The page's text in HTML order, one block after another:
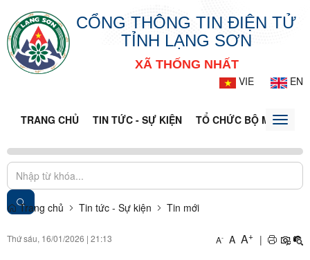
CỔNG THÔNG TIN ĐIỆN TỬ
TỈNH LẠNG SƠN
XÃ THỐNG NHẤT
VIE
EN
TRANG CHỦ TIN TỨC - SỰ KIỆN TỔ CHỨC BỘ MÁYToggle
Trang chủ Tin tức - Sự kiện Tin mới
Thứ sáu, 16/01/2026 | 21:13 A- A A+ |